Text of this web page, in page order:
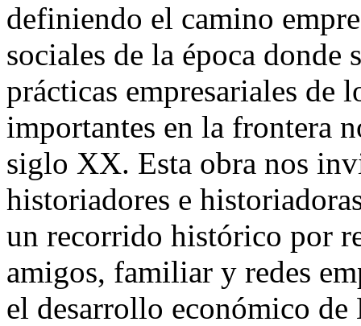
definiendo el camino
sociales de la época donde
prácticas empresariales de
importantes en la frontera
siglo XX. Esta obra nos
historiadores e
un recorrido histórico por
amigos, familiar y redes
el desarrollo económico